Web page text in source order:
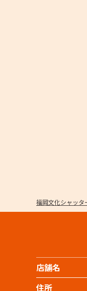
福岡文化シャッタ
店舗名
住所